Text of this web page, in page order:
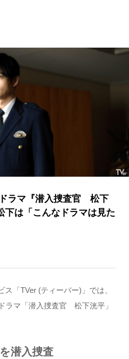
ラマ『潜入捜査官 松下
は「こんなドラマは見た
「TVer (ティーバー)」では、
ラマ「潜入捜査官 松下洸平」
潜入捜査